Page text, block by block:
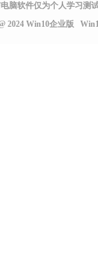
脑软件仅为个人学习测
2024 Win10企业版